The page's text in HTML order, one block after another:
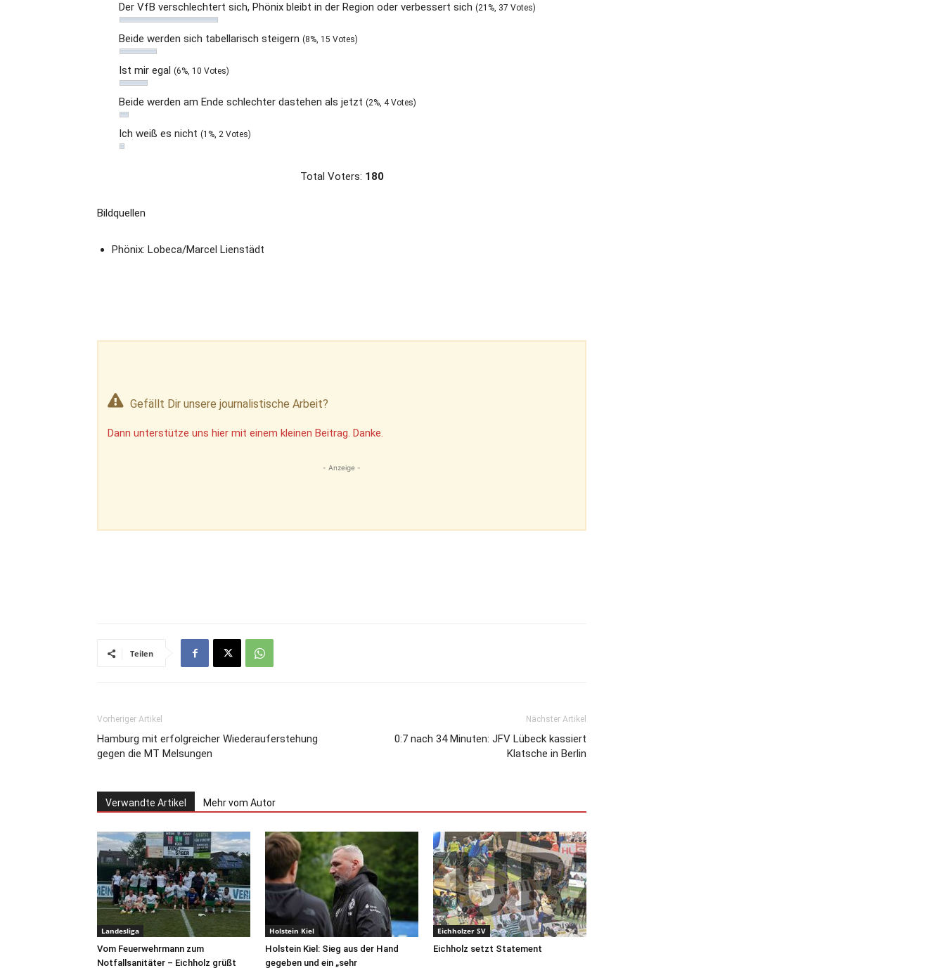
Der VfB verschlechtert sich, Phönix bleibt in der Region oder verbessert sich (21%, 37 Votes)
Beide werden sich tabellarisch steigern (8%, 15 Votes)
Ist mir egal (6%, 10 Votes)
Beide werden am Ende schlechter dastehen als jetzt (2%, 4 Votes)
Ich weiß es nicht (1%, 2 Votes)
Total Voters: 180
Bildquellen
Phönix: Lobeca/Marcel Lienstädt
Gefällt Dir unsere journalistische Arbeit?
Dann unterstütze uns hier mit einem kleinen Beitrag. Danke.
- Anzeige -
Teilen
Vorheriger Artikel
Hamburg mit erfolgreicher Wiederauferstehung
gegen die MT Melsungen
Nächster Artikel
0:7 nach 34 Minuten: JFV Lübeck kassiert
Klatsche in Berlin
Verwandte Artikel Mehr vom Autor
Landesliga
Vom Feuerwehrmann zum
Notfallsanitäter – Eichholz grüßt
Holstein Kiel
Holstein Kiel: Sieg aus der Hand
gegeben und ein „sehr
Eichholzer SV
Eichholz setzt Statement